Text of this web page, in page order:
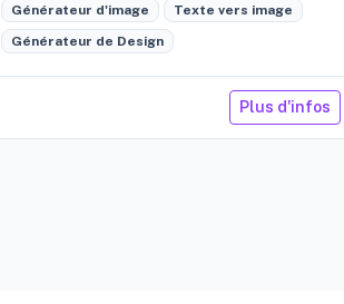
Générateur d'image Texte vers image
Générateur de Design
Plus d'infos